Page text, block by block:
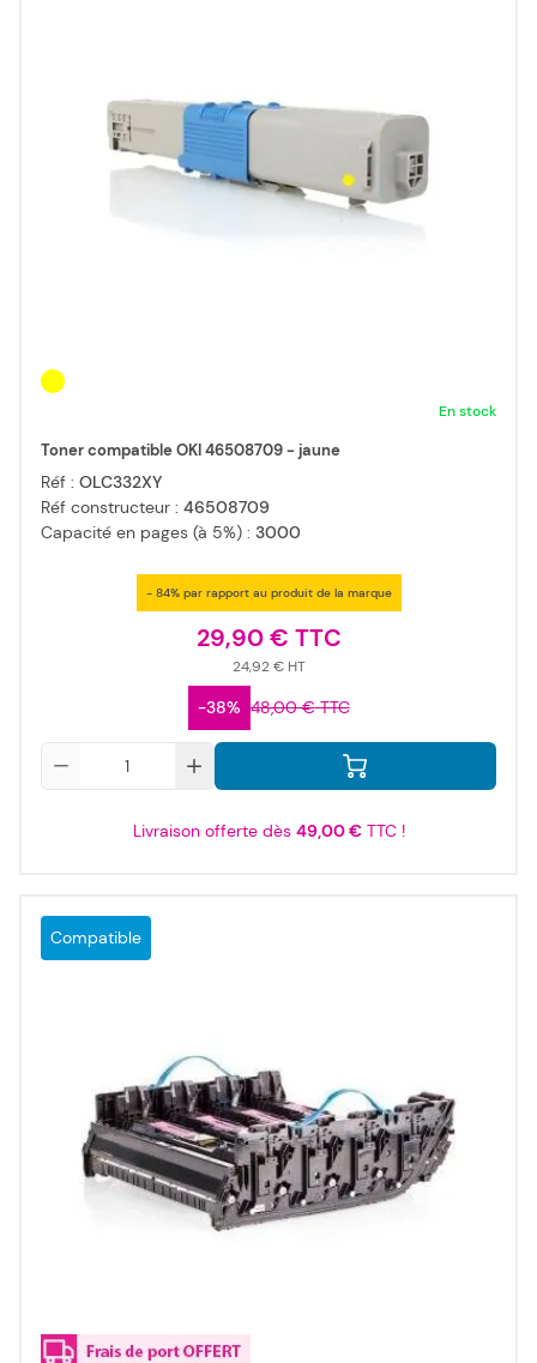
En stock
Toner compatible OKI 46508709 - jaune
Réf : OLC332XY
Réf constructeur : 46508709
Capacité en pages (à 5%) : 3000
- 84% par rapport au produit de la marque
29,90 €
24,92 €
-38% 48,00 €
Livraison offerte dès 49,00 €TTC !
Compatible